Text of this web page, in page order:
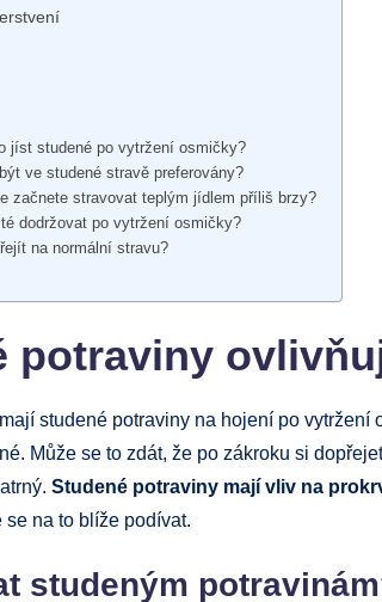
jíst studené po vytržení osmičky?
ve studené stravě preferovány?
začnete stravovat teplým jídlem příliš brzy?
dodržovat po vytržení osmičky?
na normální stravu?
potraviny
studené potraviny na hojení po vytržení
Může se to zdát, že po zákroku si
Studené potraviny mají vliv na
se na to blíže podívat.
studeným